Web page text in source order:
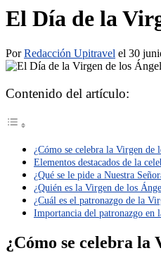
El Día de la
PorRedacción Upitravel el 30
Contenido del artículo:
¿Cómo se celebra la Virgen de
Elementos destacados de la
¿Qué se le pide a Nuestra
¿Quién es la Virgen de los
¿Cuál es el patronazgo de la
Importancia del patronazgo en
¿Cómo se celebra la